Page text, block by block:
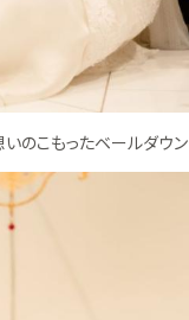
のこもったベールダウン